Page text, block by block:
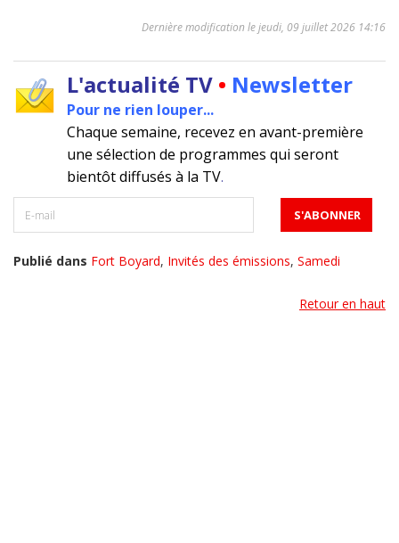
Dernière modification le jeudi, 09 juillet 2026 14:16
L'actualité TV • Newsletter
Pour ne rien louper...
Chaque semaine, recevez en avant-première
une sélection de programmes qui seront
bientôt diffusés à la TV.
Publié dans Fort Boyard, Invités des émissions, Samedi
Retour en haut